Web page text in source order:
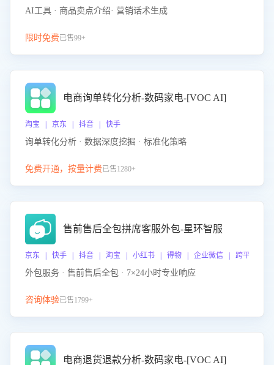
AI工具 · 商品卖点介绍· 营销话术生成
限时免费已售99+
电商询单转化分析-数码家电-[VOC AI]
淘宝 | 京东 | 抖音 | 快手
询单转化分析 · 数据深度挖掘 · 标准化策略
免费开通，按量计费已售1280+
售前售后全包拼席客服外包-星环智服
京东 | 快手 | 抖音 | 淘宝 | 小红书 | 得物 | 企业微信 | 跨平台
外包服务 · 售前售后全包 · 7×24小时专业响应
咨询体验已售1799+
电商退货退款分析-数码家电-[VOC AI]